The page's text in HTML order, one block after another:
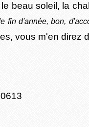
beau soleil, la
fin d'année, bon,
vous m'en direz